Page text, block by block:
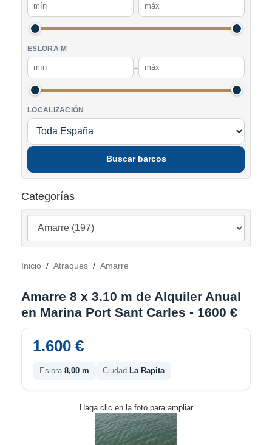
–
ESLORA M
–
LOCALIZACIÓN
Buscar barcos
Categorías
Inicio / Atraques / Amarre
Amarre 8 x 3.10 m de Alquiler Anual
en Marina Port Sant Carles - 1600 €
1.600 €
Eslora 8,00 m Ciudad La Rapita
Haga clic en la foto para ampliar